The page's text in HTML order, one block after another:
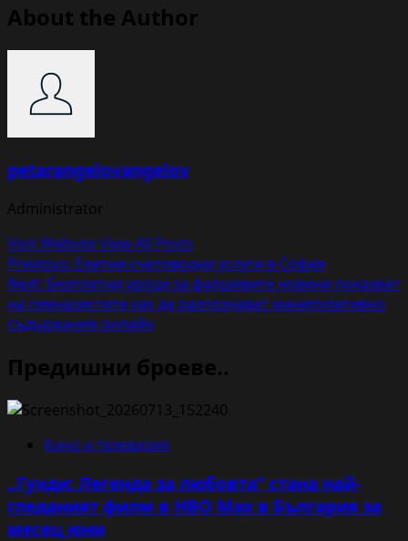
About the Author
petarangelovangelov
Administrator
Visit WebsiteView All Posts
Post
navigation
Previous: Елитни счетоводни услуги в София
Next: Безплатни уроци за фалшивите новини показват
на гимназистите как да разпознават манипулативно
съдържание онлайн
Предишни броеве..
Кино и телевизия
„Гунди: Легенда за любовта“ стана най-
гледаният филм в HBO Max в България за
месец юни